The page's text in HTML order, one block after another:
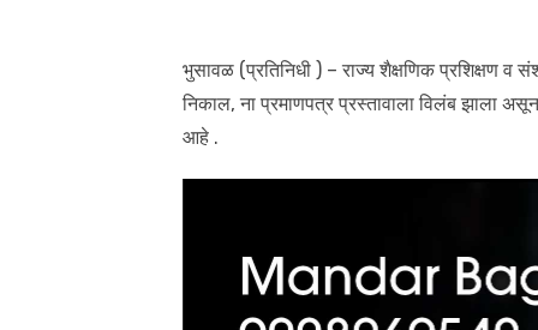
भुसावळ (प्रतिनिधी ) – राज्य शैक्षणिक प्रशिक्षण व
निकाल, ना प्रमाणपत्र प्रस्तावाला विलंब झाला
आहे .